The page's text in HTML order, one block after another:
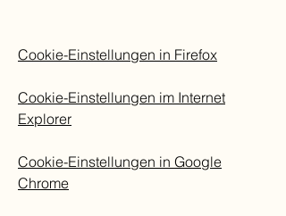
Cookie-Einstellungen in Firefox
Cookie-Einstellungen im Internet
Explorer
Cookie-Einstellungen in Google
Chrome